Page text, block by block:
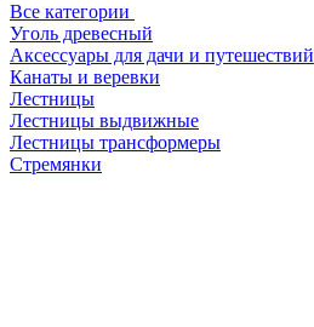
Все категории
Уголь древесный
Аксессуары для дачи и путешествий
Канаты и веревки
Лестницы
Лестницы выдвижные
Лестницы трансформеры
Стремянки